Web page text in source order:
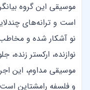
موسیقی این گروه
است و ترانه‌های
نو آشکار شده و
موسیقی مداوم، این
و فلسفه رامشتاین